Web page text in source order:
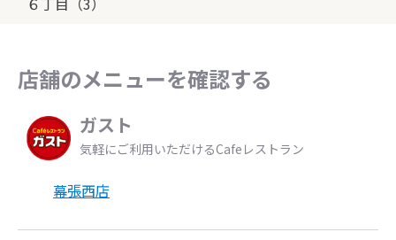
店舗のメニューを確認する
ガスト
気軽にご利用いただけるCafeレストラン
幕張西店